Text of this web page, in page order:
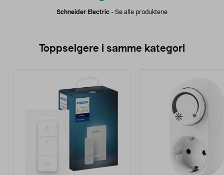
Schneider Electric - Se alle produktene
Toppselgere i samme kategori